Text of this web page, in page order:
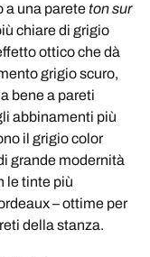
a una parete ton sur
chiare di grigio
ottico che dà
grigio scuro,
bene a pareti
abbinamenti più
il grigio color
grande modernità
le tinte più
– ottime per
della stanza.